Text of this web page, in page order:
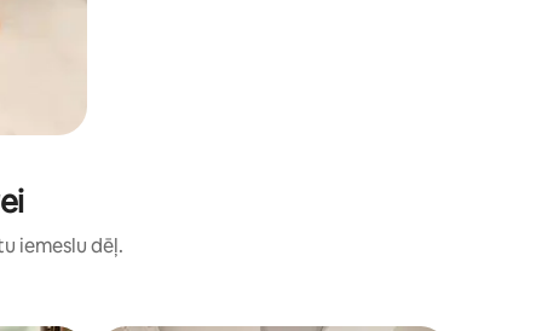
iemeslu dēļ.